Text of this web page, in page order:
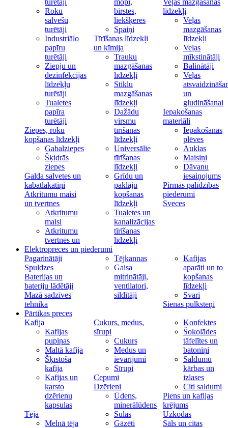
turētāji
Roku
salvešu
turētāji
Industriālo
papīru
turētāji
Ziepju un
dezinfekcijas
līdzekļu
turētāji
Tualetes
papīra
turētāji
Ziepes, roku
kopšanas līdzekļi
Gabalziepes
Šķidrās
ziepes
Galda salvetes un
kabatlakatiņi
Atkritumu maisi
un tvertnes
Atkritumu
maisi
Atkritumu
tvertnes un
mopi,
birstes,
liekšķeres
Spaiņi
Tīrīšanas līdzekļi
un ķīmija
Trauku
mazgāšanas
līdzekļi
Stiklu
mazgāšanas
līdzekļi
Dažādu
virsmu
tīrīšanas
līdzekļi
Universālie
tīrīšanas
līdzekļi
Grīdu un
paklāju
kopšanas
līdzekļi
Tualetes un
kanalizācijas
tīrīšanas
līdzekļi
Veļas mazgāšanas
līdzekļi
Veļas
mazgāšanas
līdzekļi
Veļas
mīkstinātāji
Balinātāji
Veļas
un
gludināšanai
Iepakošanas
materiāli
Iepakošanas
plēves
Auklas
Maisiņi
Dāvanu
iesaiņojums
Pirmās palīdzības
piederumi
Sveces
Elektropreces un piederumi
Pagarinātāji
Spuldzes
Baterijas un
bateriju lādētāji
Mazā sadzīves
tehnika
Tējkannas
Gaisa
mitrinātāji,
ventilatori,
sildītāji
Kafijas
aparāti un to
kopšanas
līdzekļi
Svari
Sienas pulksteņi
Pārtikas preces
Kafija
Kafijas
pupiņas
Maltā kafija
Šķīstošā
kafija
Kafijas un
karsto
dzērienu
kapsulas
Tēja
Melnā tēja
Cukurs, medus,
sīrupi
Cukurs
Medus un
ievārījumi
Sīrupi
Cepumi
Dzērieni
Ūdens,
minerālūdens
Sulas
Gāzēti
Konfektes
Šokolādes
tāfelītes un
batoniņi
Saldumu
kārbas un
izlases
Citi saldumi
Piens un kafijas
krējums
Uzkodas
Sāls un citas